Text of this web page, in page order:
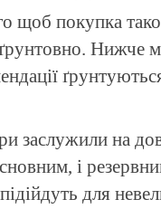
щоб покупка
Нижче
заслужили на
і
для